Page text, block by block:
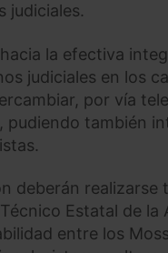
judiciales.​
la efectiva
judiciales en los
por vía
pudiendo también
deberán
Estatal de
entre los